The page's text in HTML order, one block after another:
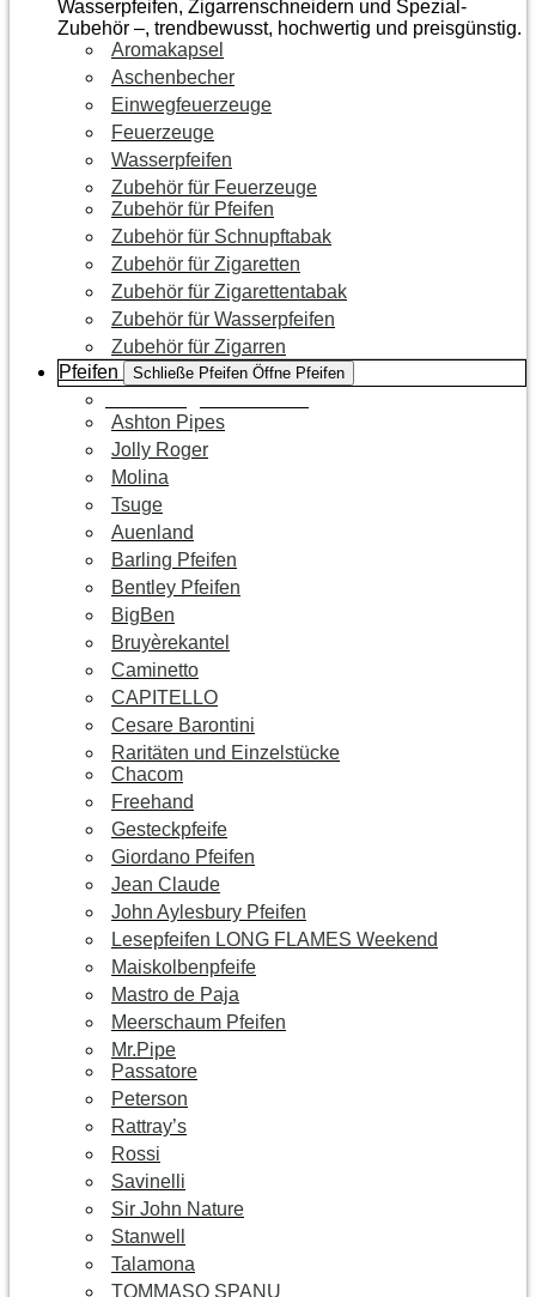
Wasserpfeifen, Zigarrenschneidern und Spezial-
Zubehör –, trendbewusst, hochwertig und preisgünstig.
Aromakapsel
Aschenbecher
Einwegfeuerzeuge
Feuerzeuge
Wasserpfeifen
Zubehör für Feuerzeuge
Zubehör für Pfeifen
Zubehör für Schnupftabak
Zubehör für Zigaretten
Zubehör für Zigarettentabak
Zubehör für Wasserpfeifen
Zubehör für Zigarren
Pfeifen
Schließe Pfeifen Öffne Pfeifen
Ashton Pipes
Jolly Roger
Molina
Tsuge
Auenland
Barling Pfeifen
Bentley Pfeifen
BigBen
Bruyèrekantel
Caminetto
CAPITELLO
Cesare Barontini
Raritäten und Einzelstücke
Chacom
Freehand
Gesteckpfeife
Giordano Pfeifen
Jean Claude
John Aylesbury Pfeifen
Lesepfeifen LONG FLAMES Weekend
Maiskolbenpfeife
Mastro de Paja
Meerschaum Pfeifen
Mr.Pipe
Passatore
Peterson
Rattray’s
Rossi
Savinelli
Sir John Nature
Stanwell
Talamona
TOMMASO SPANU